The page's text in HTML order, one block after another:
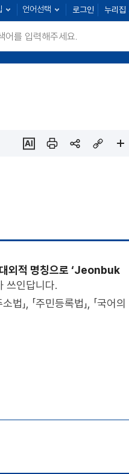
정읍 : 23명
남원 : 39명
언어선택 로그인 누리집
대외적 명칭으로 ‘Jeonbuk
쓰인답니다.
, 「주민등록법」, 「국어의